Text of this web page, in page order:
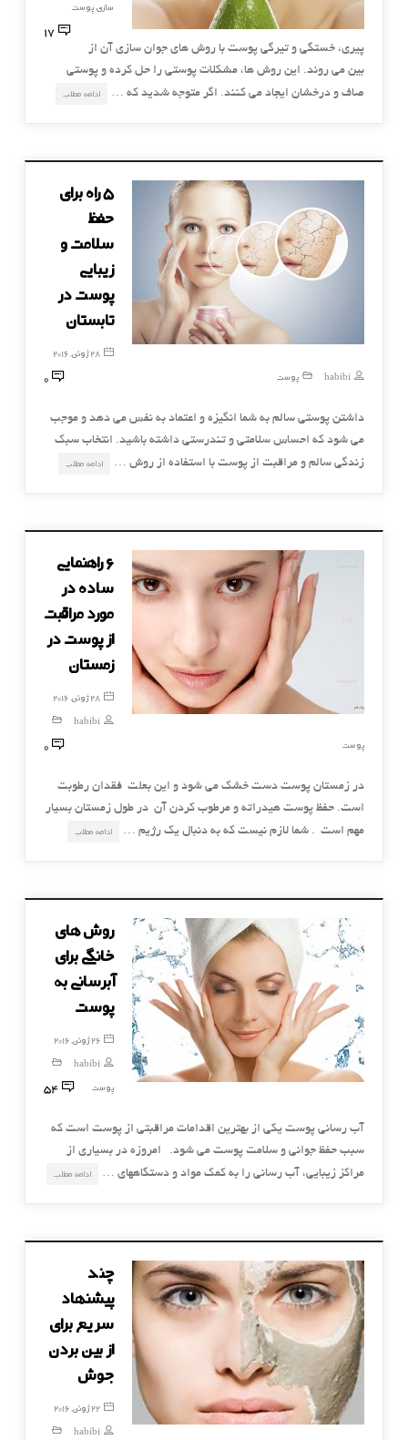
سازی پوست
17
پیری، خستگی و تیرگی پوست با روش های جوان سازی آن از
بین می روند. این روش ها، مشکلات پوستی را حل کرده و پوستی
صاف و درخشان ایجاد می کنند. اگر متوجه شدید که …
ادامه مطلب
5 راه برای
حفظ
سلامت و
زیبایی
پوست در
تابستان
28 ژوئن, 2016
habibi
پوست 0
داشتن پوستی سالم به شما انگیزه و اعتماد به نفس می دهد و موجب
می شود که احساس سلامتی و تندرستی داشته باشید. انتخاب سبک
زندگی سالم و مراقبت از پوست با استفاده از روش …
ادامه مطلب
۶ راهنمایی
ساده در
مورد مراقبت
از پوست در
زمستان
28 ژوئن, 2016
habibi
پوست
0
در زمستان پوست دست خشک می شود و این بعلت فقدان رطوبت
است. حفظ پوست هیدراته و مرطوب کردن آن در طول زمستان بسیار
مهم است . شما لازم نیست که به دنبال یک رژیم …
ادامه مطلب
روش های
خانگی برای
آبرسانی به
پوست
26 ژوئن, 2016
habibi
پوست
54
آب رسانی پوست یکی از بهترین اقدامات مراقبتی از پوست است که
سبب حفظ جوانی و سلامت پوست می شود. امروزه در بسیاری از
مراکز زیبایی، آب رسانی را به کمک مواد و دستگاههای …
ادامه مطلب
چند
پیشنهاد
سریع برای
از بین بردن
جوش
22 ژوئن, 2016
habibi